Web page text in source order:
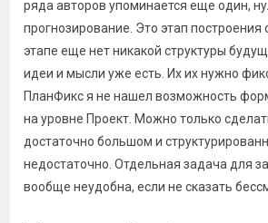
ряда авторов упоминается еще один,
прогнозирование. Это этап построения
этапе еще нет никакой структуры
идеи и мысли уже есть. Их их нужно
ПланФикс я не нашел возможность
на уровне Проект. Можно только
достаточно большом и
недостаточно. Отдельная задача для
вообще неудобна, если не сказать